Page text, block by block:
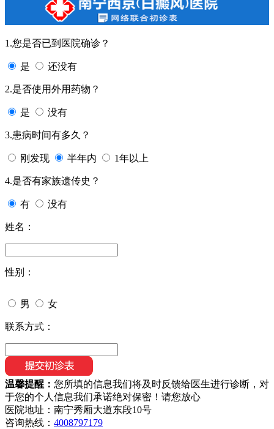
1.您是否已到医院确诊？
是 还没有
2.是否使用外用药物？
是 没有
3.患病时间有多久？
刚发现 半年内 1年以上
4.是否有家族遗传史？
有 没有
姓名：
性别：
男 女
联系方式：
温馨提醒： 您所填的信息我们将及时反馈给医生进行诊断，对
于您的个人信息我们承诺绝对保密！请您放心
医院地址：南宁秀厢大道东段10号
咨询热线： 4008797179